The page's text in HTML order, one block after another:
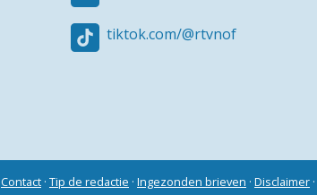
tiktok.com/@rtvnof
Contact · Tip de redactie · Ingezonden brieven · Disclaimer ·